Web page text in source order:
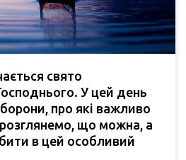
свято
У цей день
про які важливо
що можна, а
в цей особливий